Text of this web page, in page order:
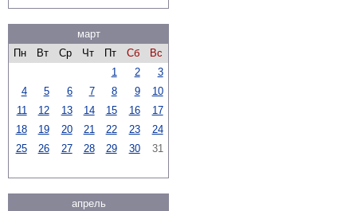
март
Пн
Вт Ср Чт Пт Сб
Вс
1
2
3
4
5 6 7 8 9
10
11
12 13 14 15 16
17
18
19 20 21 22 23
24
25
26 27 28 29 30 31
апрель